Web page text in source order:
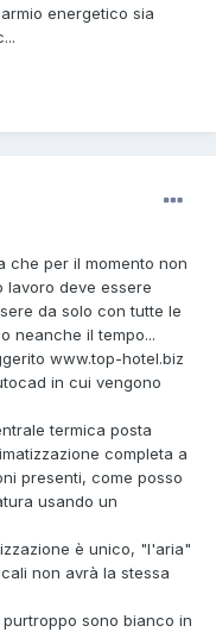
energetico sia
che per il momento non
lavoro deve essere
da solo con tutte le
neanche il tempo...
www.top-hotel.biz
in cui vengono
termica posta
completa a
presenti, come posso
usando un
è unico, "l'aria"
non avrà la stessa
sono bianco in